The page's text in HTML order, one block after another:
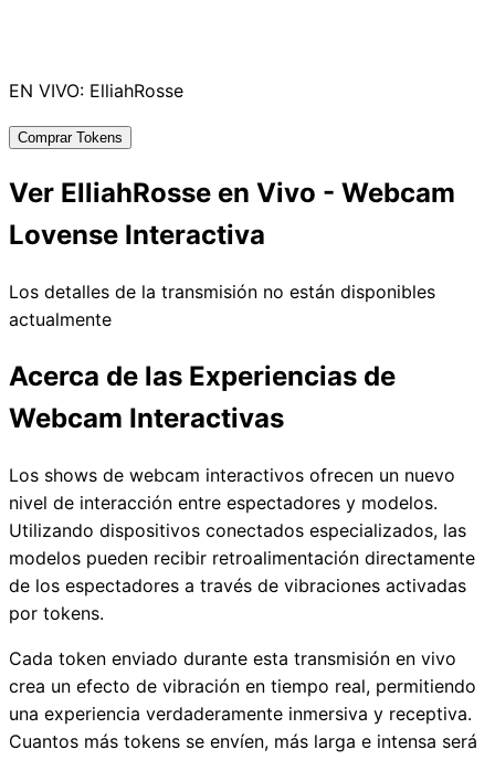
EN VIVO: ElliahRosse
Comprar Tokens
Ver ElliahRosse en Vivo - Webcam
Lovense Interactiva
Los detalles de la transmisión no están disponibles
actualmente
Acerca de las Experiencias de
Webcam Interactivas
Los shows de webcam interactivos ofrecen un nuevo
nivel de interacción entre espectadores y modelos.
Utilizando dispositivos conectados especializados, las
modelos pueden recibir retroalimentación directamente
de los espectadores a través de vibraciones activadas
por tokens.
Cada token enviado durante esta transmisión en vivo
crea un efecto de vibración en tiempo real, permitiendo
una experiencia verdaderamente inmersiva y receptiva.
Cuantos más tokens se envíen, más larga e intensa será